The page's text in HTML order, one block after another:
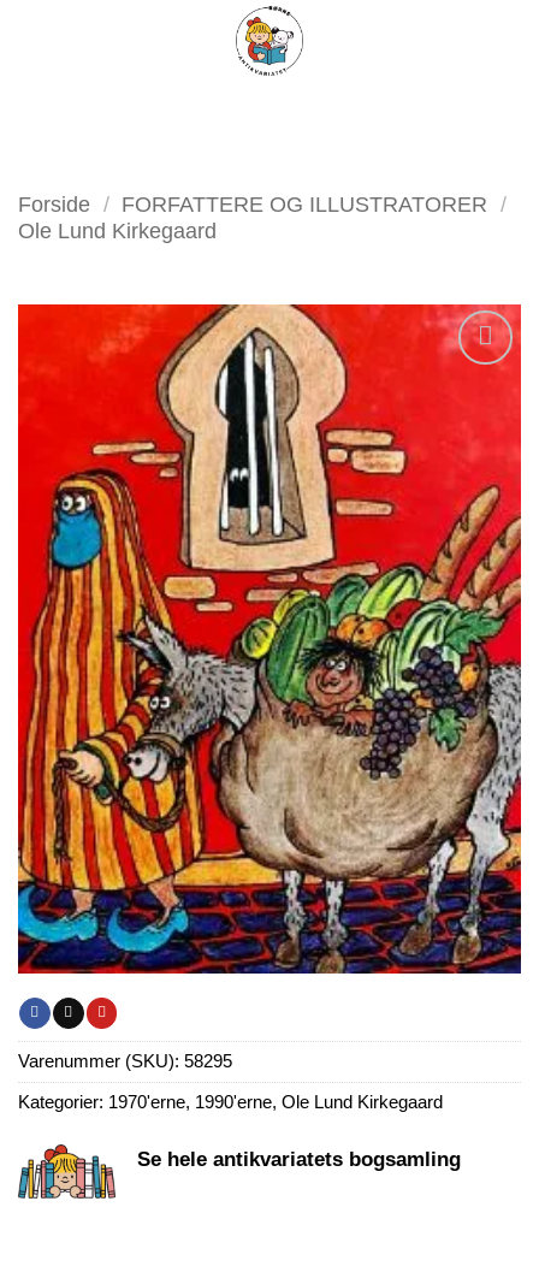
FILTER
Forside / FORFATTERE OG ILLUSTRATORER /
Ole Lund Kirkegaard
favorit
Varenummer (SKU): 58295
Kategorier: 1970'erne, 1990'erne, Ole Lund Kirkegaard
Se hele antikvariatets bogsamling